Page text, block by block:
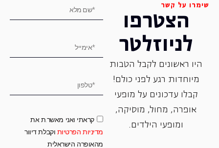
שימרו על קשר
הצטרפו
לניוזלטר
היו ראשונים לקבל הטבות
מיוחדות רגע לפני כולם!
קבלו עדכונים על מופעי
אופרה, ‏מחול, ‏מוסיקה,
ומופעי הילדים.
קראתי ואני מאשר.ת את
מדיניות הפרטיות וקבלת דיוור
מהאופרה הישראלית